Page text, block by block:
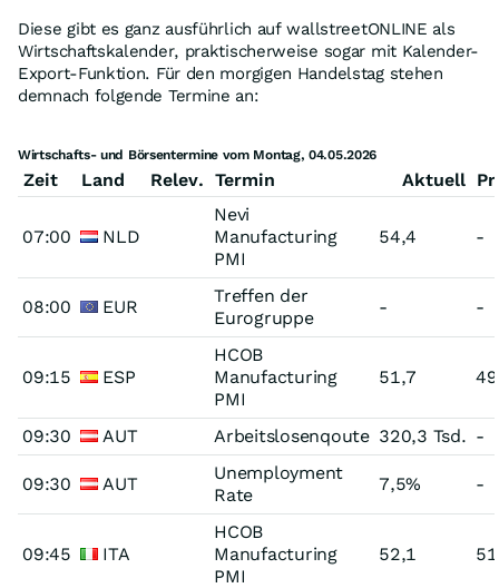
Diese gibt es ganz ausführlich auf wallstreetONLINE als
Wirtschaftskalender, praktischerweise sogar mit Kalender-
Export-Funktion. Für den morgigen Handelstag stehen
demnach folgende Termine an:
Wirtschafts- und Börsentermine vom Montag, 04.05.2026
Zeit Land Relev. Termin Aktuell
07:00 NLD
Nevi
Manufacturing
PMI
54,4 -
08:00 EUR
Treffen der
Eurogruppe
- -
09:15 ESP
HCOB
Manufacturing
PMI
51,7
09:30 AUT Arbeitslosenqoute 320,3 Tsd. -
09:30 AUT
Unemployment
Rate
7,5% -
09:45 ITA
HCOB
Manufacturing
PMI
52,1